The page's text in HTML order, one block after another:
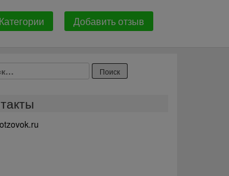
Категории Добавить отзыв